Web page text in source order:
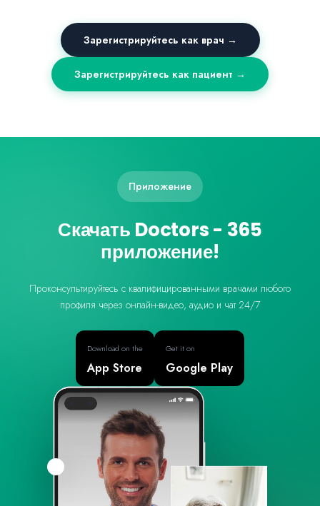
Зарегистрируйтесь как врач →
Зарегистрируйтесь как пациент →
Приложение
Скачать Doctors - 365
приложение!
Проконсультируйтесь с квалифицированными врачами любого
профиля через онлайн-видео, аудио и чат 24/7
Download on the
App Store
Get it on
Google Play